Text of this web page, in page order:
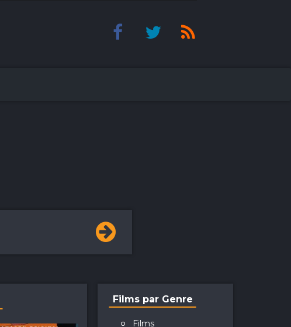
Films par Genre
Films